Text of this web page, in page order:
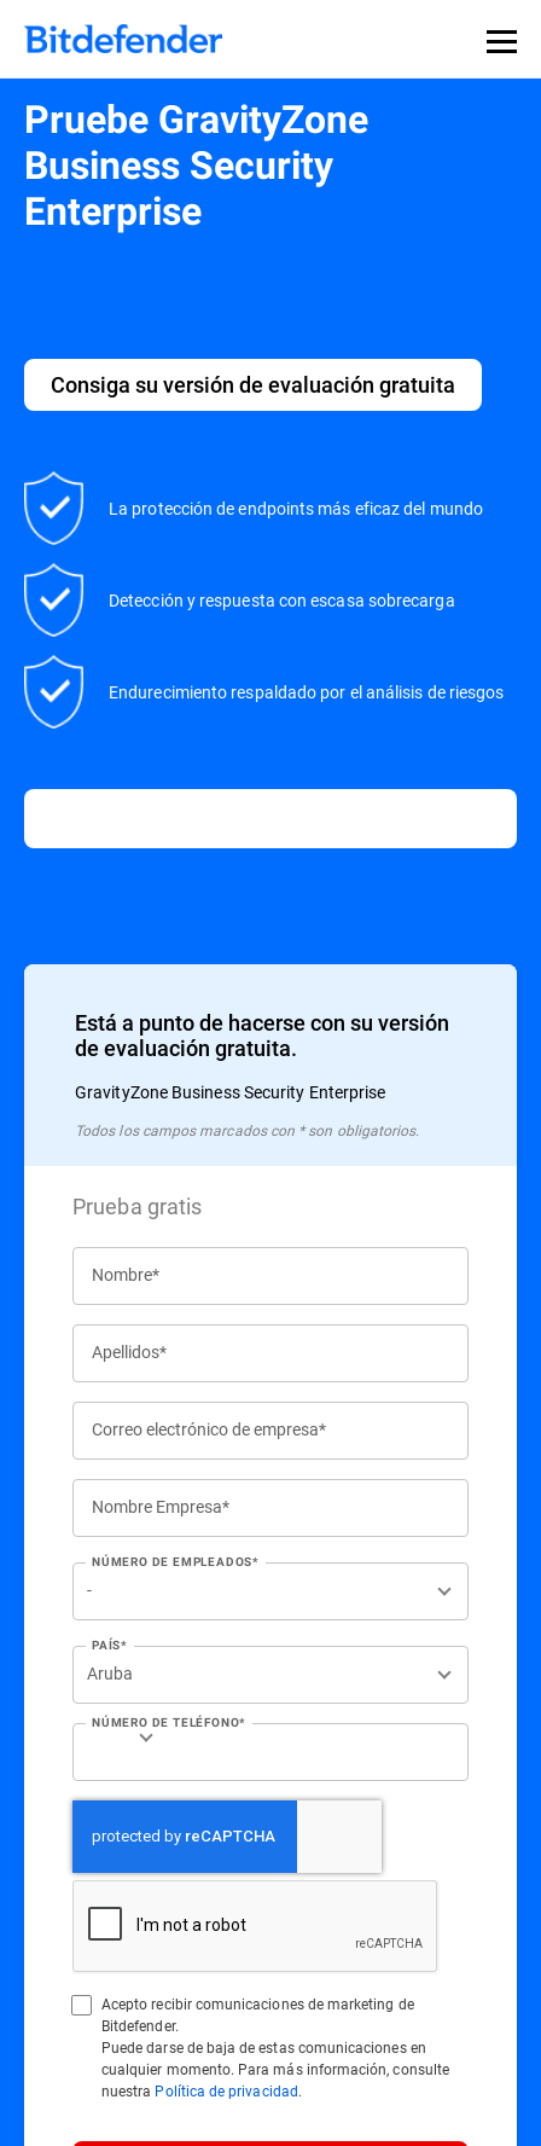
Pruebe GravityZone
Business Security
Enterprise
Consiga su versión de evaluación gratuita
La protección de endpoints más eficaz del mundo
Detección y respuesta con escasa sobrecarga
Endurecimiento respaldado por el análisis de riesgos
Está a punto de hacerse con su versión
de evaluación gratuita.
GravityZone Business Security Enterprise
Todos los campos marcados con * son obligatorios.
Prueba gratis
Nombre*
Apellidos*
Correo electrónico de empresa*
Nombre Empresa*
NÚMERO DE EMPLEADOS*
PAÍS*
NÚMERO DE TELÉFONO*
Acepto recibir comunicaciones de marketing de
Bitdefender.
Puede darse de baja de estas comunicaciones en
cualquier momento. Para más información, consulte
nuestra Política de privacidad.